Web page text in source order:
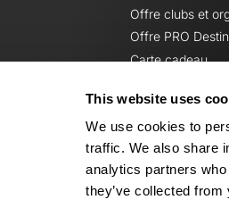
This website uses
We use cookies to
traffic. We also share
analytics partners
they’ve collected
Offre clubs et
Offre PRO
Carte cadeau